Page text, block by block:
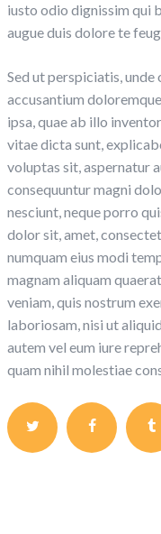
iusto odio dignissim qui
augue duis dolore te
Sed ut perspiciatis,
accusantium
ipsa, quae ab illo
vitae dicta sunt,
voluptas sit, aspernatur
consequuntur magni
nesciunt, neque porro
dolor sit, amet,
numquam eius modi
magnam aliquam
veniam, quis nostrum
laboriosam, nisi ut
autem vel eum iure
quam nihil molestiae